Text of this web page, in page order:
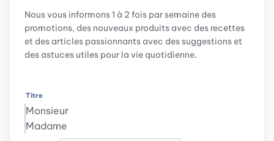
Nous vous informons 1 à 2 fois par semaine des
promotions, des nouveaux produits avec des recettes
et des articles passionnants avec des suggestions et
des astuces utiles pour la vie quotidienne.
Titre
Monsieur
Madame